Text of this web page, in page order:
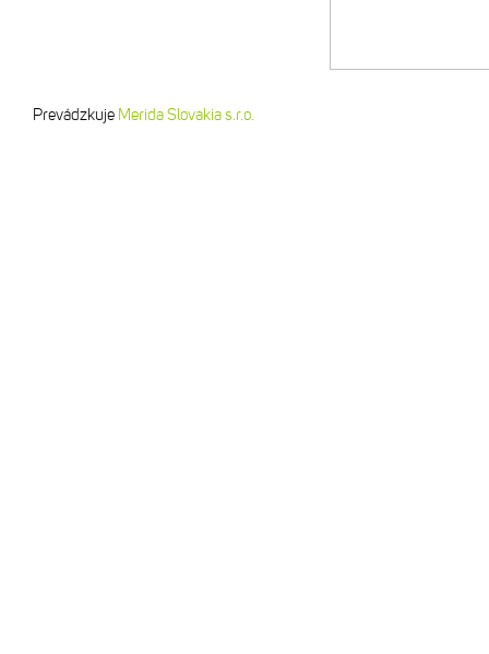
Prevádzkuje Merida Slovakia s.r.o.